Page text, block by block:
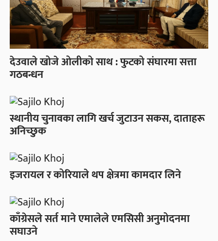
देउवाले खोजे ओलीको साथ : फुटको संघारमा सत्ता
गठबन्धन
स्थानीय चुनावका लागि खर्च जुटाउन सकस, दाताहरू
अनिच्छुक
इजरायल र कोरियाले थप क्षेत्रमा कामदार लिने
काँग्रेसले सर्त माने एमालेले एमसिसी अनुमोदनमा
सघाउने